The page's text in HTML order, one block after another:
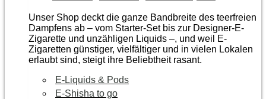
Unser Shop deckt die ganze Bandbreite des teerfreien
Dampfens ab – vom Starter-Set bis zur Designer-E-
Zigarette und unzähligen Liquids –, und weil E-
Zigaretten günstiger, vielfältiger und in vielen Lokalen
erlaubt sind, steigt ihre Beliebtheit rasant.
E-Liquids & Pods
E-Shisha to go